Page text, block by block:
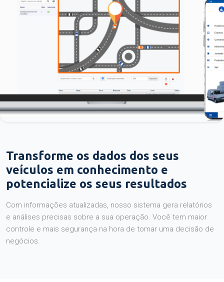
Transforme os dados dos seus
veículos em conhecimento e
potencialize os seus resultados
Com informações atualizadas, nosso sistema gera relatórios
e análises precisas sobre a sua operação. Você tem maior
controle e mais segurança na hora de tomar uma decisão de
negócios.